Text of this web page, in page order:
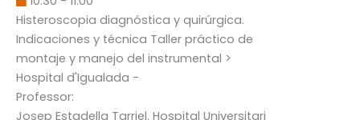
Histeroscopia diagnóstica y quirúrgica.
Indicaciones y técnica Taller práctico de
montaje y manejo del instrumental >
Hospital d'Igualada -
Professor:
Josep Estadella Tarriel. Hospital Universitari